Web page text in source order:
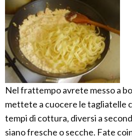
Nel frattempo avrete messo a
mettete a cuocere le tagliatelle
tempi di cottura, diversi a
siano fresche o secche. Fate